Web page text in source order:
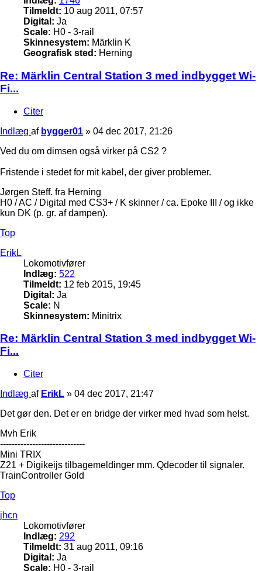
Tilmeldt: 10 aug 2011, 07:57
Digital: Ja
Scale: H0 - 3-rail
Skinnesystem: Märklin K
Geografisk sted: Herning
Re: Märklin Central Station 3 med indbygget Wi-
Fi...
Citer
Indlæg af bygger01 » 04 dec 2017, 21:26
Ved du om dimsen også virker på CS2 ?
Fristende i stedet for mit kabel, der giver problemer.
Jørgen Steff. fra Herning
H0 / AC / Digital med CS3+ / K skinner / ca. Epoke III / og ikke
kun DK (p. gr. af dampen).
Top
ErikL
Lokomotivfører
Indlæg: 522
Tilmeldt: 12 feb 2015, 19:45
Digital: Ja
Scale: N
Skinnesystem: Minitrix
Re: Märklin Central Station 3 med indbygget Wi-
Fi...
Citer
Indlæg af ErikL » 04 dec 2017, 21:47
Det gør den. Det er en bridge der virker med hvad som helst.
Mvh Erik
-----------------------------
Mini TRIX
Z21 + Digikeijs tilbagemeldinger mm. Qdecoder til signaler.
TrainController Gold
Top
jhcn
Lokomotivfører
Indlæg: 292
Tilmeldt: 31 aug 2011, 09:16
Digital: Ja
Scale: H0 - 3-rail